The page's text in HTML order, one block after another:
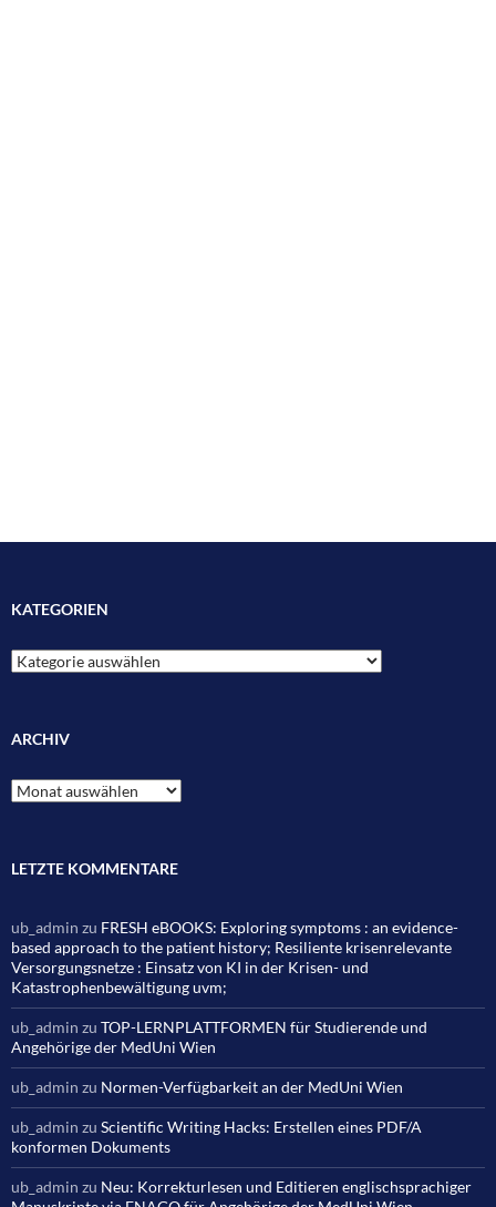
KATEGORIEN
Kategorien
ARCHIV
Archiv
LETZTE KOMMENTARE
ub_admin zu FRESH eBOOKS: Exploring symptoms : an evidence-
based approach to the patient history; Resiliente krisenrelevante
Versorgungsnetze : Einsatz von KI in der Krisen- und
Katastrophenbewältigung uvm;
ub_admin zu TOP-LERNPLATTFORMEN für Studierende und
Angehörige der MedUni Wien
ub_admin zu Normen-Verfügbarkeit an der MedUni Wien
ub_admin zu Scientific Writing Hacks: Erstellen eines PDF/A
konformen Dokuments
ub_admin zu Neu: Korrekturlesen und Editieren englischsprachiger